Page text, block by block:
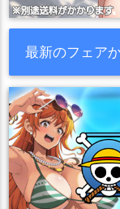
最新のフェア